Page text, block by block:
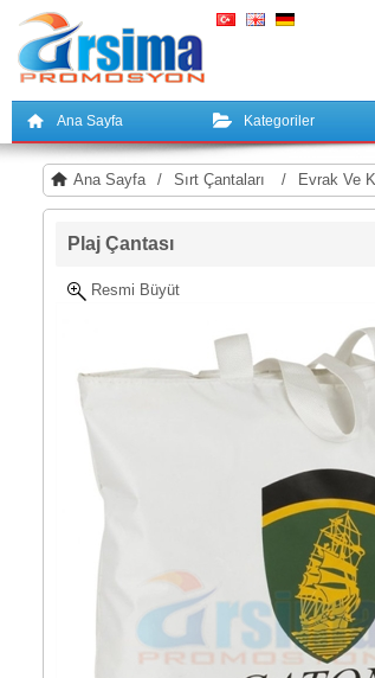
Ana Sayfa Kategoriler
Ana Sayfa / Sırt Çantaları / Evrak Ve
Plaj Çantası
Resmi Büyüt